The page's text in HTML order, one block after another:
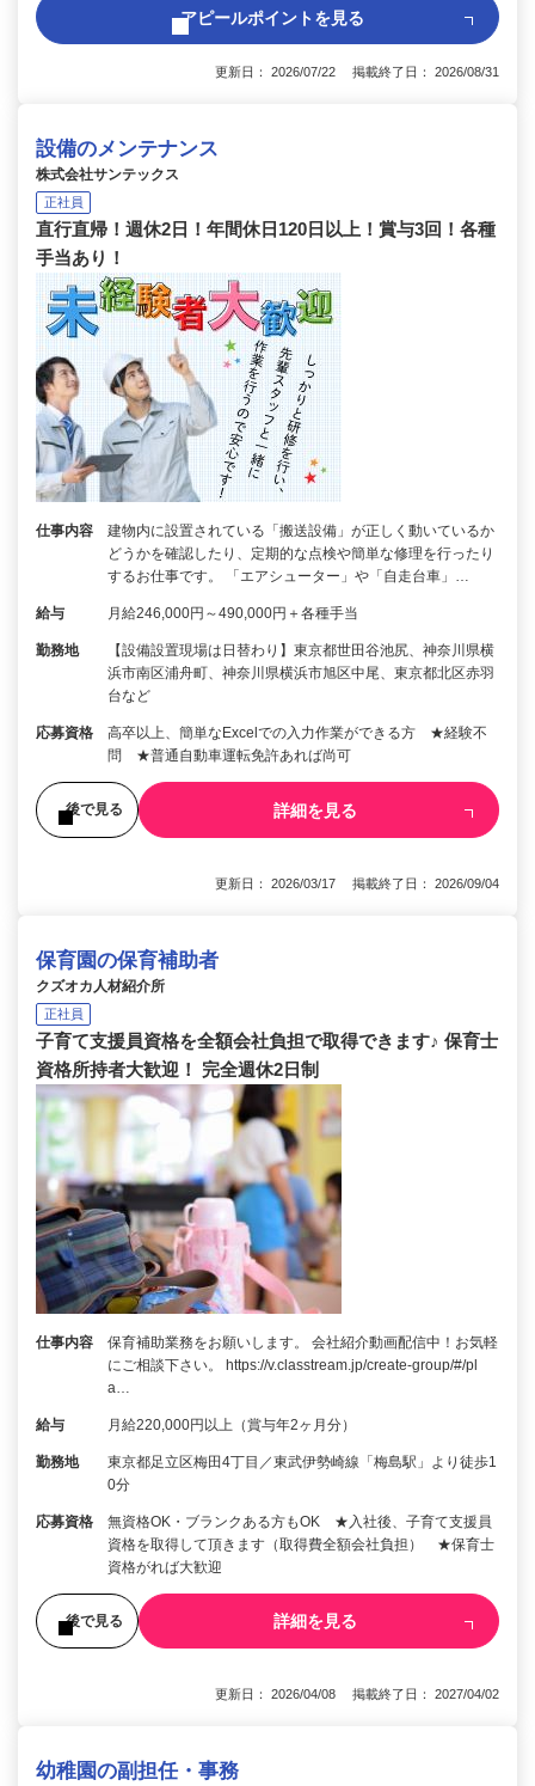
アピールポイントを見る
更新日： 2026/07/22 掲載終了日： 2026/08/31
設備のメンテナンス
株式会社サンテックス
正社員
直行直帰！週休2日！年間休日120日以上！賞与3回！各種
手当あり！
仕事内容
建物内に設置されている「搬送設備」が正しく動いているか
どうかを確認したり、定期的な点検や簡単な修理を行ったり
するお仕事です。 「エアシューター」や「自走台車」…
給与 月給246,000円～490,000円＋各種手当
勤務地
【設備設置現場は日替わり】東京都世田谷池尻、神奈川県横
浜市南区浦舟町、神奈川県横浜市旭区中尾、東京都北区赤羽
台など
応募資格
高卒以上、簡単なExcelでの入力作業ができる方 ★経験不
問 ★普通自動車運転免許あれば尚可
後で見る 詳細を見る
更新日： 2026/03/17 掲載終了日： 2026/09/04
保育園の保育補助者
クズオカ人材紹介所
正社員
子育て支援員資格を全額会社負担で取得できます♪ 保育士
資格所持者大歓迎！ 完全週休2日制
仕事内容
保育補助業務をお願いします。 会社紹介動画配信中！お気軽
にご相談下さい。 https://v.classtream.jp/create-group/#/pl
a…
給与 月給220,000円以上（賞与年2ヶ月分）
勤務地
東京都足立区梅田4丁目／東武伊勢崎線「梅島駅」より徒歩1
0分
応募資格
無資格OK・ブランクある方もOK ★入社後、子育て支援員
資格を取得して頂きます（取得費全額会社負担） ★保育士
資格がれば大歓迎
後で見る 詳細を見る
更新日： 2026/04/08 掲載終了日： 2027/04/02
幼稚園の副担任・事務